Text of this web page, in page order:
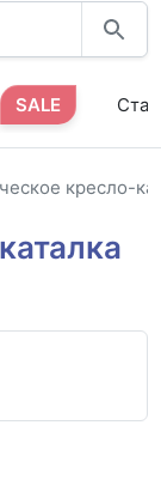
SALE
кресло-